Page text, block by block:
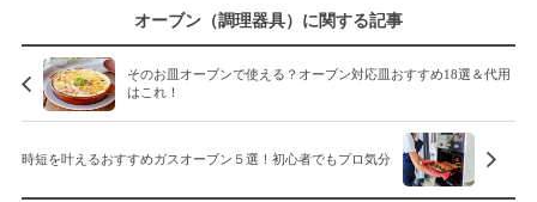
オーブン（調理器具）に関する記事
そのお皿オーブンで使える？オーブン対応皿おすすめ18選＆代用
はこれ！
時短を叶えるおすすめガスオーブン５選！初心者でもプロ気分